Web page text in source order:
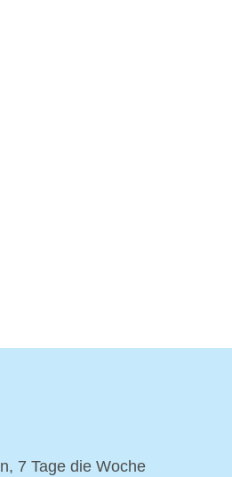
7 Tage die Woche